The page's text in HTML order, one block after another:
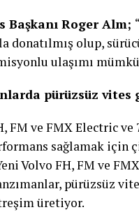
Başkanı Roger Alm;
donatılmış olup,
ulaşımı
pürüzsüz vites
FM ve FMX Electric
sağlamak için
Volvo FH, FM ve
pürüzsüz
üretiyor.